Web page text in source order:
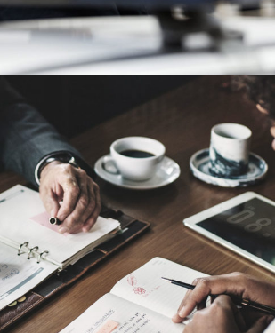
on Wall Street
Violence